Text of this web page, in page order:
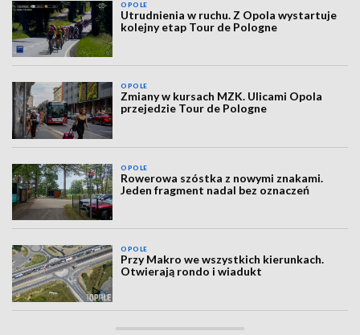
OPOLE
Utrudnienia w ruchu. Z Opola wystartuje
kolejny etap Tour de Pologne
OPOLE
Zmiany w kursach MZK. Ulicami Opola
przejedzie Tour de Pologne
OPOLE
Rowerowa szóstka z nowymi znakami.
Jeden fragment nadal bez oznaczeń
OPOLE
Przy Makro we wszystkich kierunkach.
Otwierają rondo i wiadukt